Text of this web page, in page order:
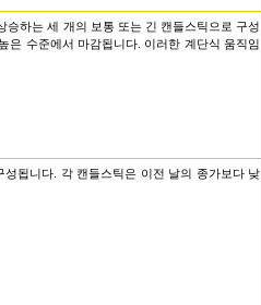
승하는 세 개의 보통 또는 긴 캔들스틱으로 구성
은 수준에서 마감됩니다. 이러한 계단식 움직임
됩니다. 각 캔들스틱은 이전 날의 종가보다 낮